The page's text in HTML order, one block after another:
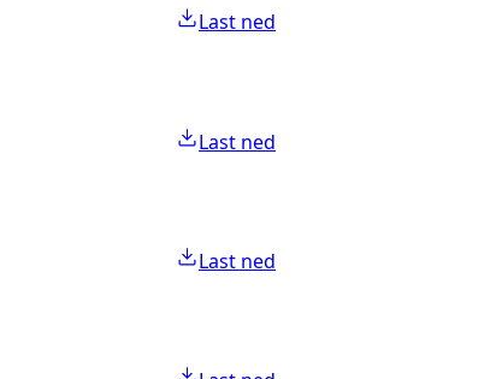
Last ned
Last ned
Last ned